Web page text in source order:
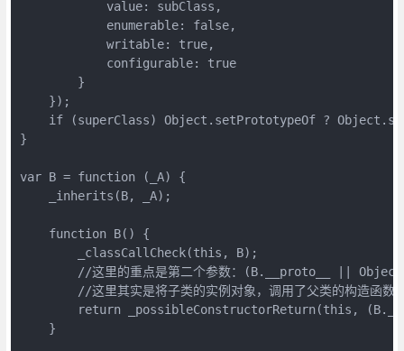
            value: subClass,
            enumerable: false,
            writable: true,
            configurable: true
        }
    });
if (superClass) Object.setPrototypeOf ?
}
var B = function (_A) {
    _inherits(B, _A);
    function B() {
        _classCallCheck(this, B);
//这里的重点是第二个参数：(B.__proto__ ||
//这里其实是将子类的实例对象，调用了父类的构造函数
return _possibleConstructorReturn(this,
    }